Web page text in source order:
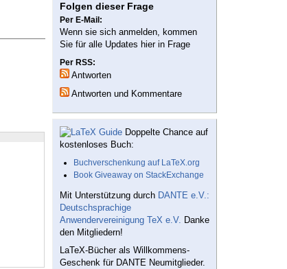
Folgen dieser Frage
Per E-Mail:
Wenn sie sich anmelden, kommen
Sie für alle Updates hier in Frage
Per RSS:
Antworten
Antworten und Kommentare
Doppelte Chance auf
kostenloses Buch:
Buchverschenkung auf LaTeX.org
Book Giveaway on StackExchange
Mit Unterstützung durch DANTE e.V.:
Deutschsprachige
Anwendervereinigung TeX e.V. Danke
den Mitgliedern!
LaTeX-Bücher als Willkommens-
Geschenk für DANTE Neumitglieder.